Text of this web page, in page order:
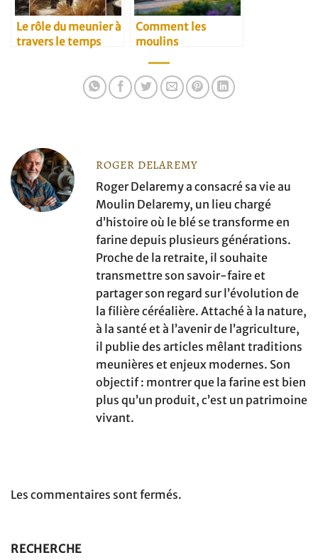
Le rôle du meunier à
travers le temps
Comment les
moulins
marché B2B
moderne
ROGER DELAREMY
Roger Delaremy a consacré sa vie au
Moulin Delaremy, un lieu chargé
d’histoire où le blé se transforme en
farine depuis plusieurs générations.
Proche de la retraite, il souhaite
transmettre son savoir-faire et
partager son regard sur l’évolution de
la filière céréalière. Attaché à la nature,
à la santé et à l’avenir de l’agriculture,
il publie des articles mêlant traditions
meunières et enjeux modernes. Son
objectif : montrer que la farine est bien
plus qu’un produit, c’est un patrimoine
vivant.
Les commentaires sont fermés.
RECHERCHE